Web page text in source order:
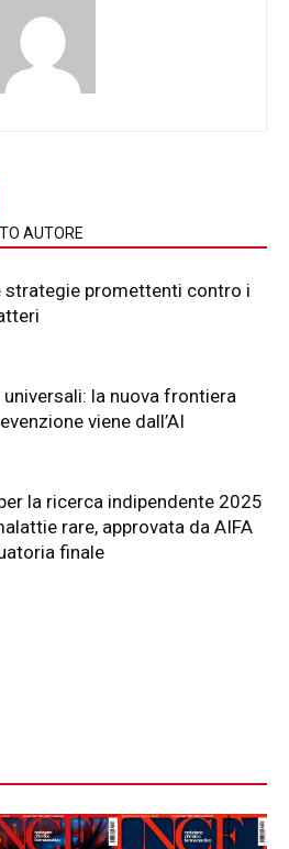
AUTORE
strategie promettenti contro i
la nuova frontiera
viene dall’AI
la ricerca indipendente 2025
rare, approvata da AIFA
finale